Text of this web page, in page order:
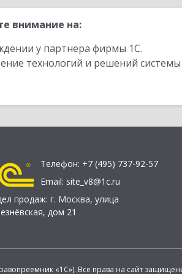
внимание на:
у партнера фирмы 1С.
технологий и решений
Телефон: +7 (495) 737-92-57
Email: site_v8@1c.ru
продаж: г. Москва, улица
дом 21
«1С»). Все права на сайт